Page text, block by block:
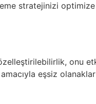
stratejinizi
onu
eşsiz olanaklar